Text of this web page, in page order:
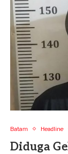
Batam Headline
Diduga